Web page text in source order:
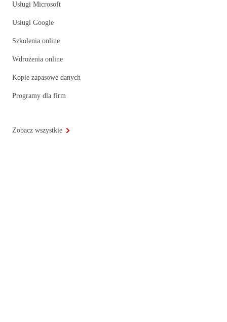
Usługi Microsoft
Usługi Google
Szkolenia online
Wdrożenia online
Kopie zapasowe danych
Programy dla firm
Zobacz wszystkie